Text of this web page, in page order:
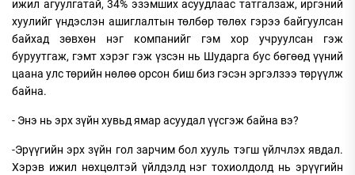
ижил агуулгатай, 34% эзэмших асуудлаас татгалзаж, иргэний
хуулийг үндэслэн ашиглалтын төлбөр төлөх гэрээ байгуулсан
байхад зөвхөн нэг компанийг гэм хор учруулсан гэж
буруутгаж, гэмт хэрэг гэж үзсэн нь Шударга бус бөгөөд үүний
цаана улс төрийн нөлөө орсон биш биз гэсэн эргэлзээ төрүүлж
байна.
- Энэ нь эрх зүйн хувьд ямар асуудал үүсгэж байна вэ?
-Эрүүгийн эрх зүйн гол зарчим бол хууль тэгш үйлчлэх явдал.
Хэрэв ижил нөхцөлтэй үйлдэлд нэг тохиолдолд нь эрүүгийн